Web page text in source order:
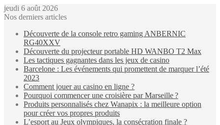
jeudi 6 août 2026
Nos derniers articles
Découverte de la console retro gaming ANBERNIC
RG40XXV
Découverte du projecteur portable HD WANBO T2 Max
Les tactiques gagnantes dans les jeux de casino
Barcelone : Les événements qui promettent de marquer l’été
2023
Comment jouer au casino en ligne ?
Pourquoi commencer une croisière par Marseille ?
Produits personnalisés chez Wanapix : la meilleure option
pour créer vos propres produits
L’esport au Jeux olympiques, la consécration finale ?